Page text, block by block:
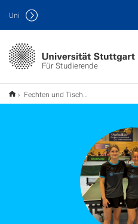
Für Studierende
Uni
Fechten und Tischtennis: Zwei Damen-Teams holen Meistertitel